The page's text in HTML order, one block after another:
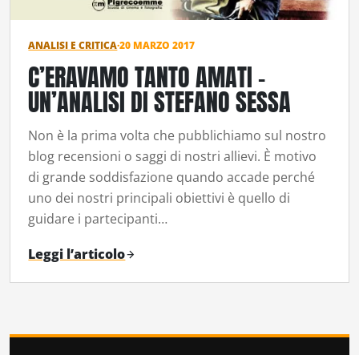
ANALISI E CRITICA·20 MARZO 2017
C’ERAVAMO TANTO AMATI –
UN’ANALISI DI STEFANO SESSA
Non è la prima volta che pubblichiamo sul nostro
blog recensioni o saggi di nostri allievi. È motivo
di grande soddisfazione quando accade perché
uno dei nostri principali obiettivi è quello di
guidare i partecipanti…
Leggi l’articolo